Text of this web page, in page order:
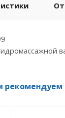
рекомендуем